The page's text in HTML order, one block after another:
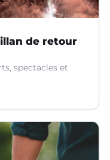
de retour
spectacles et